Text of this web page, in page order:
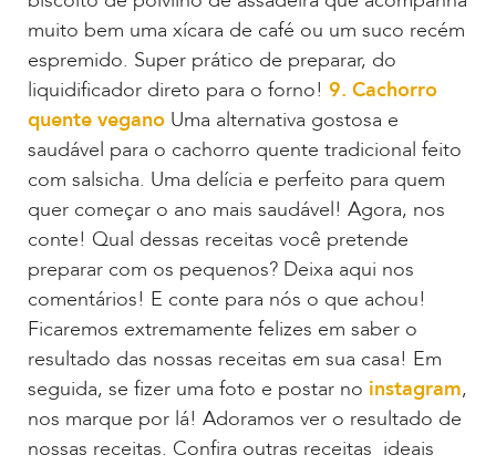
muito bem uma xícara de café ou um suco recém
espremido. Super prático de preparar, do
liquidificador direto para o forno! 9. Cachorro
quente vegano Uma alternativa gostosa e
saudável para o cachorro quente tradicional feito
com salsicha. Uma delícia e perfeito para quem
quer começar o ano mais saudável! Agora, nos
conte! Qual dessas receitas você pretende
preparar com os pequenos? Deixa aqui nos
comentários! E conte para nós o que achou!
Ficaremos extremamente felizes em saber o
resultado das nossas receitas em sua casa! Em
seguida, se fizer uma foto e postar no instagram,
nos marque por lá! Adoramos ver o resultado de
nossas receitas. Confira outras receitas ideais